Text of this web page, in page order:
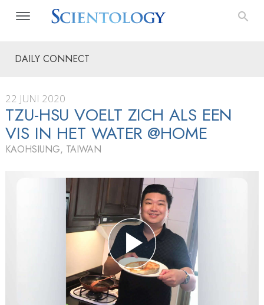
DAILY CONNECT
22 JUNI 2020
TZU-HSU VOELT ZICH ALS EEN
VIS IN HET WATER @HOME
KAOHSIUNG, TAIWAN